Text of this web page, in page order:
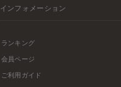
インフォメーション
ランキング
会員ページ
ご利用ガイド